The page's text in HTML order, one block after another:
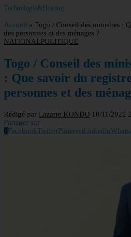
Technologie&Hosting
Accueil » Togo / Conseil des ministres :
des personnes et des ménages ?
NATIONALPOLITIQUE
Togo / Conseil des
: Que savoir du
personnes et des
Rédigé par Lazarre KONDO 10/11/2022
Partager sur
0FacebookTwitterPinterestLinkedin